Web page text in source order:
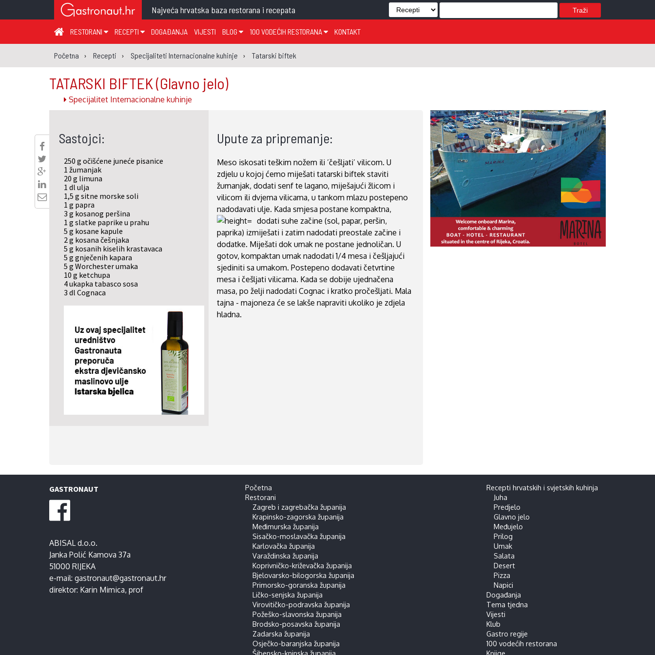
Najveća hrvatska baza restorana i recepata Traži
RESTORANI
ZAGREB I ZAGREBAČKA ŽUPANIJA
KRAPINSKO-ZAGORSKA ŽUPANIJA
MEĐIMURSKA ŽUPANIJA
SISAČKO-MOSLAVAČKA ŽUPANIJA
KARLOVAČKA ŽUPANIJA
KOPRIVNIČKO-KRIŽEVAČKA ŽUPANIJA
VIROVITIČKO-PODRAVSKA ŽUPANIJA
POŽEŠKO-SLAVONSKA ŽUPANIJA
OSJEČKO-BARANJSKA ŽUPANIJA
ŠIBENSKO-KNINSKA ŽUPANIJA
VUKOVARSKO-SRIJEMSKA ŽUPANIJA
SPLITSKO-DALMATINSKA ŽUPANIJA
ISTARSKA ŽUPANIJA
DUBROVAČKO-NERETVANSKA ŽUPANIJA
RECEPTI
JUHA
PREDJELO
GLAVNO JELO
MEĐUJELO
PRILOG
UMAK
SALATA
DOGAĐANJA VIJESTI BLOG
TEMA TJEDNA
KLUB
GASTRO REGIJE
100 VODEĆIH RESTORANA
GLASANJE
KONTAKT
Početna Recepti Specijaliteti Internacionalne kuhinje Tatarski biftek
TATARSKI BIFTEK(Glavno jelo)
Specijalitet Internacionalne kuhinje
Sastojci:
250 g očišćene juneće pisanice
1 žumanjak
20 g limuna
1 dl ulja
1,5 g sitne morske soli
1 g papra
3 g kosanog peršina
1 g slatke paprike u prahu
5 g kosane kapule
2 g kosana češnjaka
5 g kosanih kiselih krastavaca
5 g gnječenih kapara
5 g Worchester umaka
10 g ketchupa
4 ukapka tabasco sosa
3 dl Cognaca
Upute za pripremanje:
Meso iskosati teškim nožem ili ’češljati’ vilicom. U
zdjelu u kojoj ćemo miješati tatarski biftek staviti
žumanjak, dodati senf te lagano, miješajući žlicom i
vilicom ili dvjema vilicama, u tankom mlazu postepeno
nadodavati ulje. Kada smjesa postane kompaktna,
dodati suhe začine (sol, papar, peršin,
paprika) izmiješati i zatim nadodati preostale začine i
dodatke. Miješati dok umak ne postane jednoličan. U
gotov, kompaktan umak nadodati 1/4 mesa i češljajući
sjediniti sa umakom. Postepeno dodavati četvrtine
mesa i češljati vilicama. Kada se dobije ujednačena
masa, po želji nadodati Cognac i kratko pročešljati. Mala
tajna - majoneza će se lakše napraviti ukoliko je zdjela
hladna.
GASTRONAUT
ABISAL d.o.o.
Janka Polić Kamova 37a
51000 RIJEKA
e-mail: gastronaut@gastronaut.hr
direktor: Karin Mimica, prof
Početna
Restorani
Zagreb i zagrebačka županija
Krapinsko-zagorska županija
Međimurska županija
Sisačko-moslavačka županija
Karlovačka županija
Varaždinska županija
Koprivničko-križevačka županija
Bjelovarsko-bilogorska županija
Primorsko-goranska županija
Ličko-senjska županija
Virovitičko-podravska županija
Požeško-slavonska županija
Brodsko-posavska županija
Zadarska županija
Osječko-baranjska županija
Šibensko-kninska županija
Recepti hrvatskih i svjetskih kuhinja
Juha
Predjelo
Glavno jelo
Međujelo
Prilog
Umak
Salata
Desert
Pizza
Napici
Događanja
Tema tjedna
Vijesti
Klub
Gastro regije
100 vodećih restorana
Knjige